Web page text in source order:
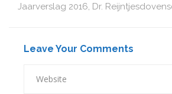
Jaarverslag 2016, Dr.
Leave Your Comments